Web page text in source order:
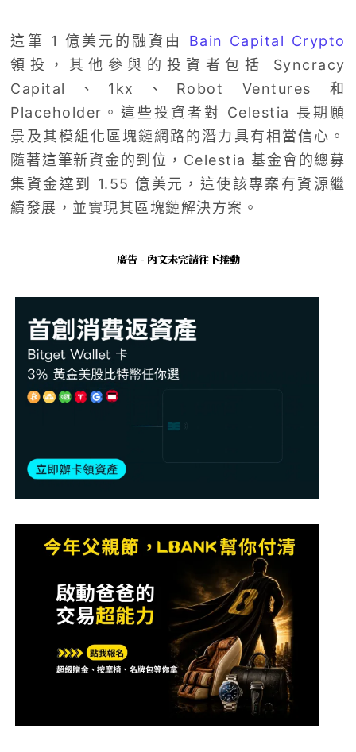
這筆 1 億美元的融資由
Bain Capital Crypto
領投，其他參與的投資者包括 Syncracy
Capital、1kx、Robot Ventures 和
Placeholder。這些投資者對 Celestia 長期願
景及其模組化區塊鏈網路的潛力具有相當信心。
隨著這筆新資金的到位，Celestia 基金會的總募
集資金達到 1.55 億美元，這使該專案有資源繼
續發展，並實現其區塊鏈解決方案。
廣告 - 內文未完請往下捲動